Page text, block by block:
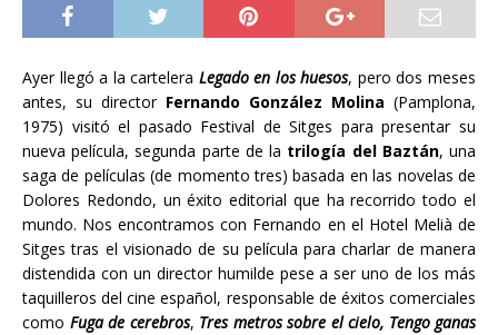
Ayer llegó a la cartelera Legado en los huesos, pero dos meses
antes, su directorFernando González Molina (Pamplona,
1975) visitó el pasado Festival de Sitges para presentar su
nueva película, segunda parte de la trilogía del Baztán, una
saga de películas (de momento tres) basada en las novelas de
Dolores Redondo, un éxito editorial que ha recorrido todo el
mundo. Nos encontramos con Fernando en el Hotel Melià de
Sitges tras el visionado de su película para charlar de manera
distendida con un director humilde pese a ser uno de los más
taquilleros del cine español, responsable de éxitos comerciales
como Fuga de cerebros, Tres metros sobre el cielo, Tengo ganas